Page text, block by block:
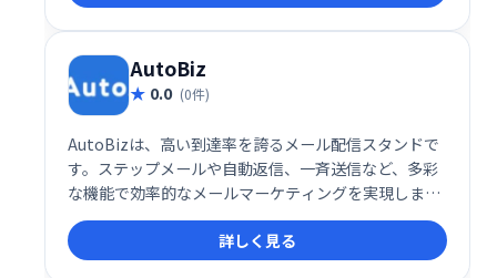
AutoBiz
0.0 (0件)
AutoBizは、高い到達率を誇るメール配信スタンドで
す。ステップメールや自動返信、一斉送信など、多彩
な機能で効率的なメールマーケティングを実現しま
す。クレジット決済連携にも対応し、スムーズな運用
をサポート。顧客とのエンゲージメント強化に最適な
ツールです。
詳しく見る